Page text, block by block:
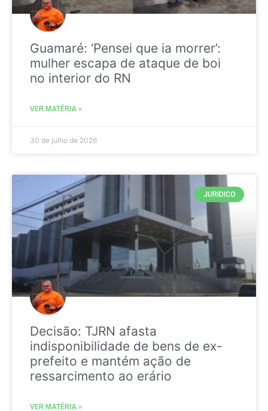
Guamaré: ‘Pensei que ia morrer’:
mulher escapa de ataque de boi
no interior do RN
VER MATÉRIA »
30 de julho de 2026
JURIDICO
Decisão: TJRN afasta
indisponibilidade de bens de ex-
prefeito e mantém ação de
ressarcimento ao erário
VER MATÉRIA »